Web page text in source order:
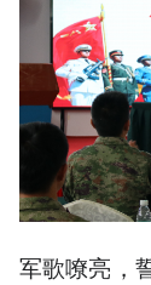
军歌嘹亮，